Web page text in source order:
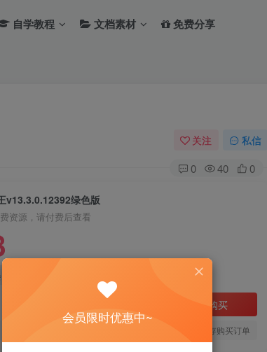
自学教程 文档素材 免费分享
关注 私信
0 40 0
v13.3.0.12392绿色版
资源，请付费后查看
立即购买
您当前未登录！建议登陆后购买，可保存购买订单
会员限时优惠中~